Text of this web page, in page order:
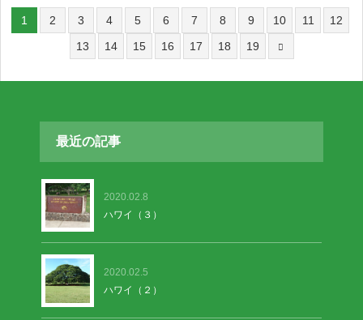
1
2 3 4 5 6 7 8 9 10 11
12
13
14 15 16 17 18 19
最近の記事
2020.02.8
ハワイ（３）
2020.02.5
ハワイ（２）